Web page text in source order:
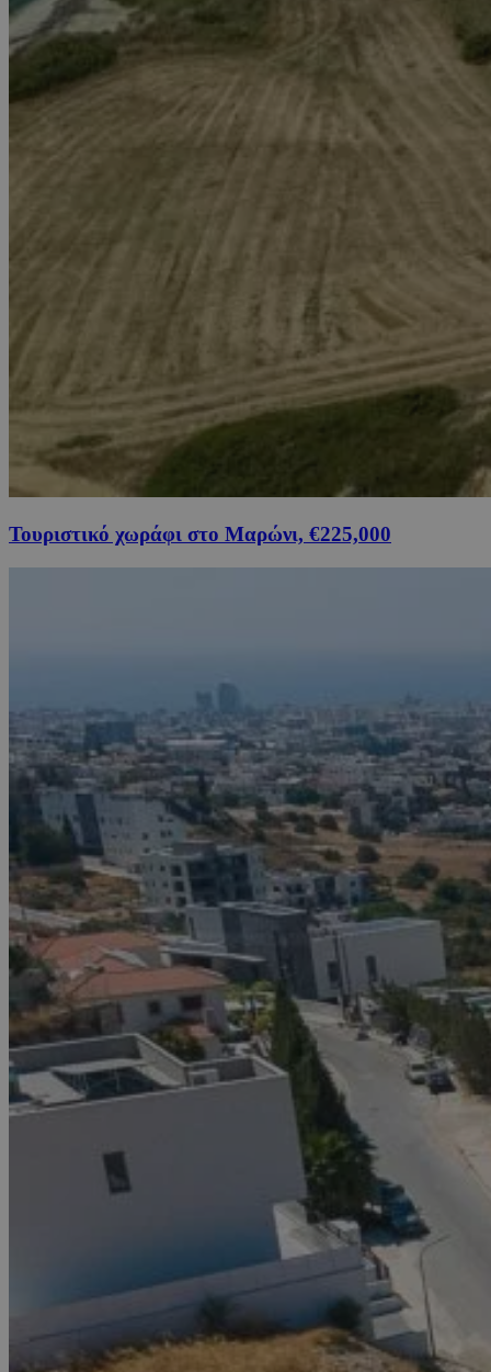
Τουριστικό χωράφι στο Μαρώνι, €225,000